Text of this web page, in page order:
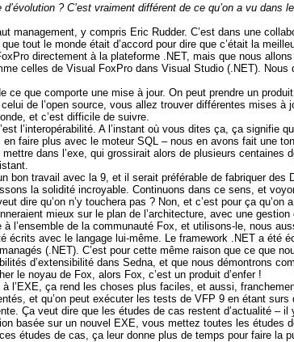
? C’est vraiment différent de ce qu’on a vu dans
management, y compris Eric Rudder. C’est dans une
tout le monde était d’accord pour dire que c’était la
directement à la plateforme .NET, mais que nous
celles de Visual FoxPro dans Visual Studio (.NET).
ce que comporte une mise à jour. On peut prendre un
de l’open source, vous allez trouver différentes mises à
et c’est difficile de suivre.
l’interopérabilité. A l’instant où vous dites ça, ça signifie
faire plus avec le moteur SQL – nous en avons fait une
dans l’exe, qui grossirait alors de plusieurs centaines
travail avec la 9, et il serait préférable de fabriquer des
la solidité incroyable. Continuons dans ce sens, et
dire qu’on n’y touchera pas ? Non, et c’est pour ça qu’on
mieux sur le plan de l’architecture, avec une
l’ensemble de la communauté Fox, et utilisons-le, nous
écrits avec le langage lui-même. Le framework .NET a été
(.NET). C’est pour cette même raison que ce que
d’extensibilité dans Sedna, et que nous démontrons
le noyau de Fox, alors Fox, c’est un produit d’enfer !
l’EXE, ça rend les choses plus faciles, et aussi,
et qu’on peut exécuter les tests de VFP 9 en étant
Ça veut dire que les études de cas restent d’actualité –
basée sur un nouvel EXE, vous mettez toutes les études
études de cas, ça leur donne plus de temps pour faire la